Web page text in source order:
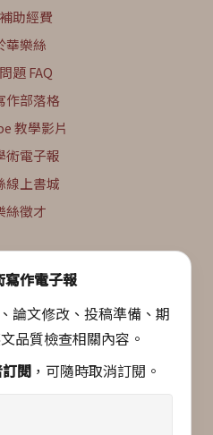
助經費
華樂絲
題 FAQ
作部落格
教學影片
術電子報
線上書城
絲徵才
寫作電子報
論文修改、投稿準備、期
品質檢查相關內容。
閱 ，可隨時取消訂閱。